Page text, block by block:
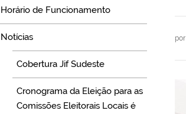
Horário de Funcionamento
Notícias
Cobertura Jif Sudeste
Cronograma da Eleição para as
Comissões Eleitorais Locais é
por